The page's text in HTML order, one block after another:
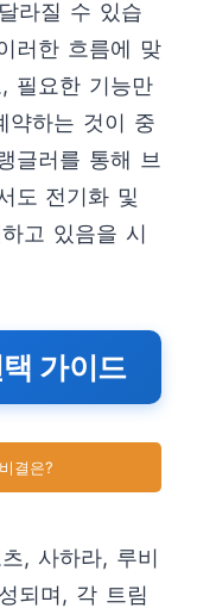
라질 수 있습
러한 흐름에 맞
필요한 기능만
약하는 것이 중
글러를 통해 브
도 전기화 및
고 있음을 시
가이드
결은?
, 사하라, 루비
되며, 각 트림